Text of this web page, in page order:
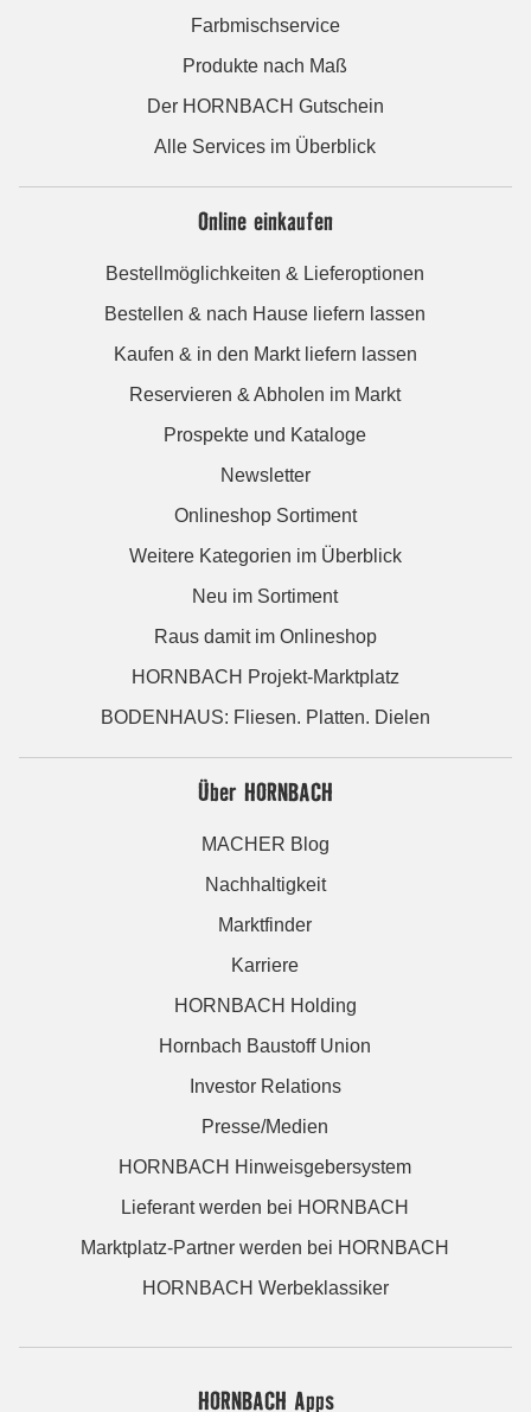
Farbmischservice
Produkte nach Maß
Der HORNBACH Gutschein
Alle Services im Überblick
Online einkaufen
Bestellmöglichkeiten & Lieferoptionen
Bestellen & nach Hause liefern lassen
Kaufen & in den Markt liefern lassen
Reservieren & Abholen im Markt
Prospekte und Kataloge
Newsletter
Onlineshop Sortiment
Weitere Kategorien im Überblick
Neu im Sortiment
Raus damit im Onlineshop
HORNBACH Projekt-Marktplatz
BODENHAUS: Fliesen. Platten. Dielen
Über HORNBACH
MACHER Blog
Nachhaltigkeit
Marktfinder
Karriere
HORNBACH Holding
Hornbach Baustoff Union
Investor Relations
Presse/Medien
HORNBACH Hinweisgebersystem
Lieferant werden bei HORNBACH
Marktplatz-Partner werden bei HORNBACH
HORNBACH Werbeklassiker
HORNBACH Apps